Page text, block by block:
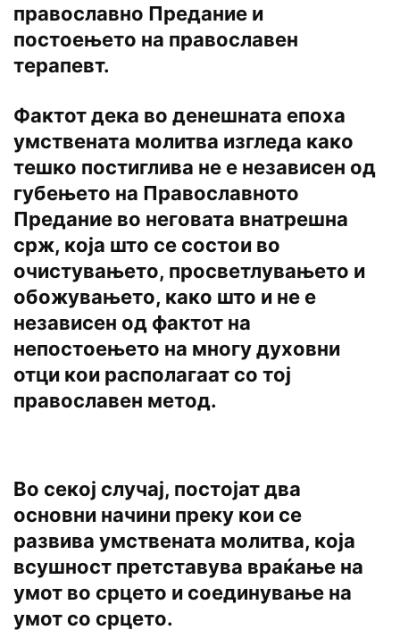
православно Предание и
постоењето на православен
терапевт.
Фактот дека во денешната епоха
умствената молитва изгледа како
тешко постиглива не е независен од
губењето на Православното
Предание во неговата внатрешна
срж, која што се состои во
очистувањето, просветлувањето и
обожувањето, како што и не е
независен од фактот на
непостоењето на многу духовни
отци кои располагаат со тој
православен метод.
Во секој случај, постојат два
основни начини преку кои се
развива умствената молитва, која
всушност претставува враќање на
умот во срцето и соединување на
умот со срцето.